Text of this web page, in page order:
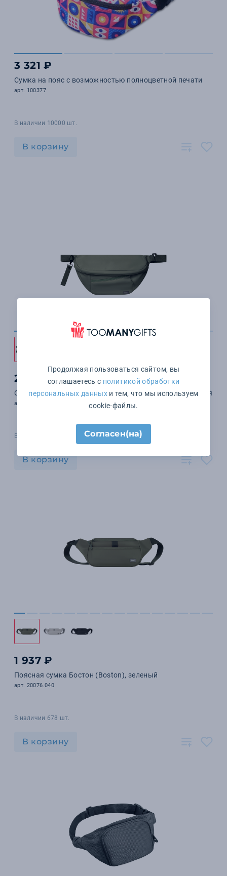
3 321 ₽
Сумка на пояс с возможностью полноцветной печати
арт. 100377
В наличии 10000 шт.
В корзину
2 105 ₽
Сумка через плечо (cross body) Бостон (Boston), зеленая
арт. 20077.040
В наличии 1423 шт.
В корзину
1 937 ₽
Поясная сумка Бостон (Boston), зеленый
арт. 20076.040
В наличии 678 шт.
В корзину
Продолжая пользоваться сайтом, вы
соглашаетесь с политикой обработки
персональных данныхи тем, что мы используем
cookie-файлы.
Согласен(на)